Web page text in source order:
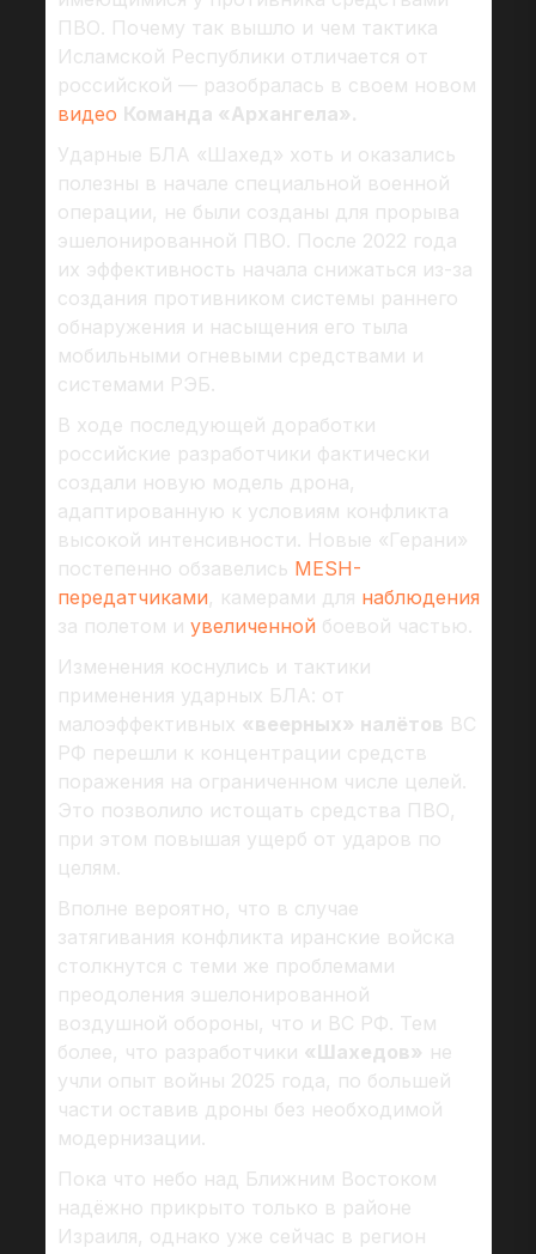
ПВО. Почему так вышло и чем тактика
Исламской Республики отличается от
российской — разобралась в своем новом
видео Команда «Архангела».
Ударные БЛА «Шахед» хоть и оказались
полезны в начале специальной военной
операции, не были созданы для прорыва
эшелонированной ПВО. После 2022 года
их эффективность начала снижаться из-за
создания противником системы раннего
обнаружения и насыщения его тыла
мобильными огневыми средствами и
системами РЭБ.
В ходе последующей доработки
российские разработчики фактически
создали новую модель дрона,
адаптированную к условиям конфликта
высокой интенсивности. Новые «Герани»
постепенно обзавелись MESH-
передатчиками, камерами для наблюдения
за полетом и увеличенной боевой частью.
Изменения коснулись и тактики
применения ударных БЛА: от
малоэффективных «веерных» налётов ВС
РФ перешли к концентрации средств
поражения на ограниченном числе целей.
Это позволило истощать средства ПВО,
при этом повышая ущерб от ударов по
целям.
Вполне вероятно, что в случае
затягивания конфликта иранские войска
столкнутся с теми же проблемами
преодоления эшелонированной
воздушной обороны, что и ВС РФ. Тем
более, что разработчики «Шахедов» не
учли опыт войны 2025 года, по большей
части оставив дроны без необходимой
модернизации.
Пока что небо над Ближним Востоком
надёжно прикрыто только в районе
Израиля, однако уже сейчас в регион